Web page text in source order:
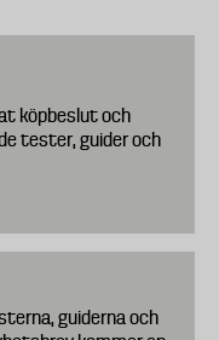
köpbeslut och
tester, guider och
guiderna och